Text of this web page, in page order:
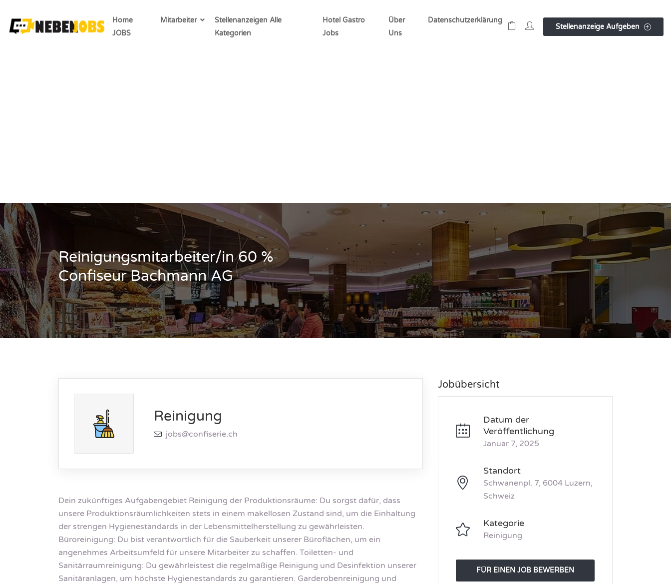
Home
JOBS
Mitarbeiter
Stellenanzeigen Alle
Kategorien
Hotel Gastro
Jobs
Über
Uns
Datenschutzerklärung
Stellenanzeige Aufgeben
Reinigungsmitarbeiter/in 60 %
Confiseur Bachmann AG
Reinigung
jobs@confiserie.ch
Dein zukünftiges Aufgabengebiet Reinigung der Produktionsräume: Du sorgst dafür, dass
unsere Produktionsräumlichkeiten stets in einem makellosen Zustand sind, um die Einhaltung
der strengen Hygienestandards in der Lebensmittelherstellung zu gewährleisten.
Büroreinigung: Du bist verantwortlich für die Sauberkeit unserer Büroflächen, um ein
angenehmes Arbeitsumfeld für unsere Mitarbeiter zu schaffen. Toiletten- und
Sanitärraumreinigung: Du gewährleistest die regelmäßige Reinigung und Desinfektion unserer
Sanitäranlagen, um höchste Hygienestandards zu garantieren. Garderobenreinigung und
Jobübersicht
Datum der
Veröffentlichung
Januar 7, 2025
Standort
Schwanenpl. 7, 6004 Luzern,
Schweiz
Kategorie
Reinigung
FÜR EINEN JOB BEWERBEN